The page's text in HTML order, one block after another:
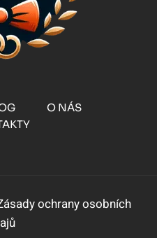
O NÁS
ochrany osobních